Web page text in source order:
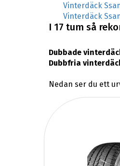
Vinterdäck
Vinterdäck
I 17 tum så
Dubbade
Dubbfria
Nedan ser du ett